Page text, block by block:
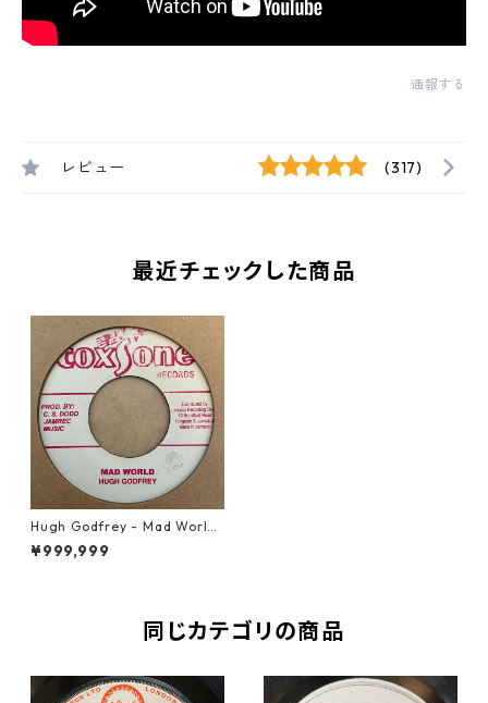
通報する
レビュー (317)
最近チェックした商品
Hugh Godfrey - Mad World
【7-21435】
¥999,999
同じカテゴリの商品